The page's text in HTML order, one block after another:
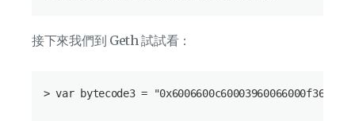
接下來我們到 Geth 試試看：
> var bytecode3 =